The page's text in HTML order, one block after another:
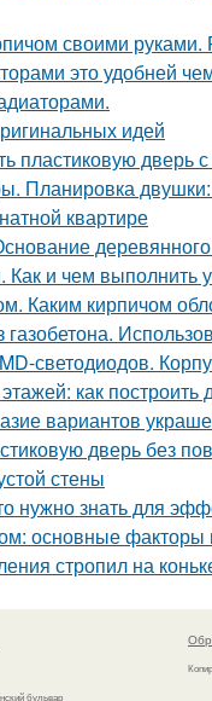
своими
это удобней
идей
пластиковую
Планировка
квартире
и чем
Каким кирпичом
светодиодов.
как построить
вариантов
дверь без
стены
нужно знать для
основные факторы
стропил на
бульвар